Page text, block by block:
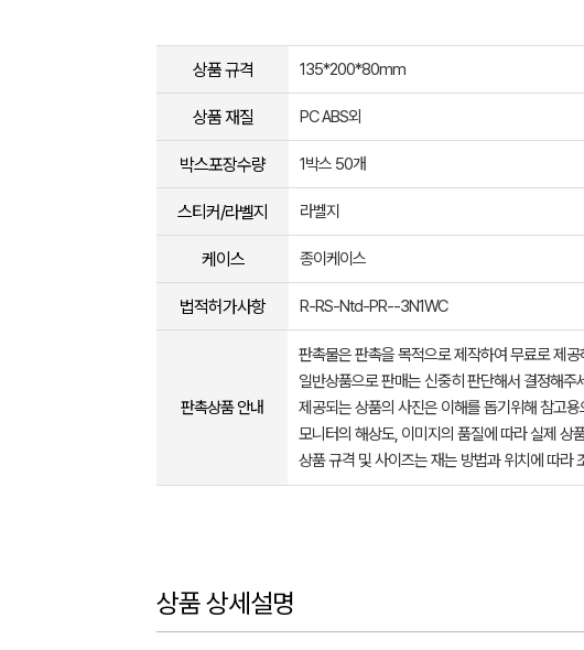
상품 규격 135*200*80mm
상품 재질 PC ABS외
박스포장수량 1박스 50개
스티커/라벨지 라벨지
케이스 종이케이스
법적허가사항 R-RS-Ntd-PR--3N1WC
판촉상품 안내
판촉물은 판촉을 목적으로 제작하여 무료로 제공
일반상품으로 판매는 신중히 판단해서 결정해주
제공되는 상품의 사진은 이해를 돕기위해 참고
모니터의 해상도, 이미지의 품질에 따라 실제 상
상품 규격 및 사이즈는 재는 방법과 위치에 따라
상품 상세설명